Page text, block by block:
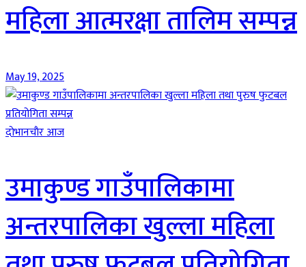
महिला आत्मरक्षा तालिम सम्पन्न
May 19, 2025
दाेभानचाैर आज
उमाकुण्ड गाउँपालिकामा
अन्तरपालिका खुल्ला महिला